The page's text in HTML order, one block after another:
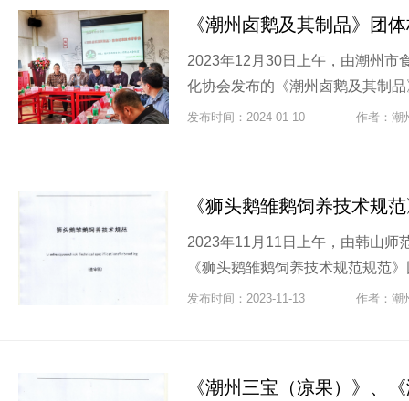
《潮州卤鹅及其制品》团
2023年12月30日上午，由潮州市
化协会发布的《潮州卤鹅及其制
发布时间：2024-01-10 作者：潮
《狮头鹅雏鹅饲养技术规
2023年11月11日上午，由韩山师
《狮头鹅雏鹅饲养技术规范规范
发布时间：2023-11-13 作者：潮